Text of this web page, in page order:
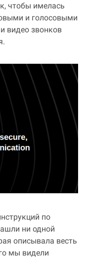
чтобы имелась
и голосовыми
видео звонков
по
ни одной
описывала весть
мы видели